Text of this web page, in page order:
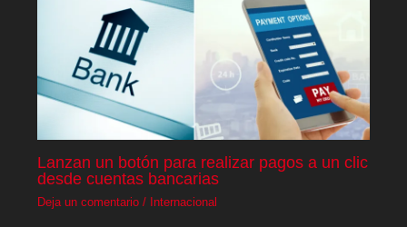
Lanzan un botón para realizar pagos a un clic
desde cuentas bancarias
Deja un comentario / Internacional